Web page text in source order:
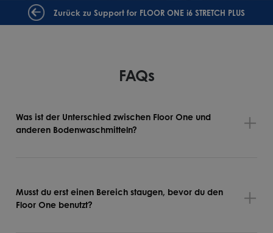
Zurück zu Support for FLOOR ONE i6 STRETCH PLUS
FAQs
Was ist der Unterschied zwischen Floor One und
anderen Bodenwaschmitteln?
Musst du erst einen Bereich staugen, bevor du den
Floor One benutzt?